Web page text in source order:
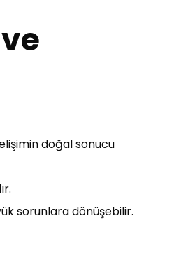
doğal sonucu
sorunlara dönüşebilir.